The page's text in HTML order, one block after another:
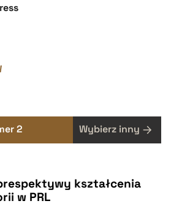
2 Wybierz inny
kształcenia
w PRL